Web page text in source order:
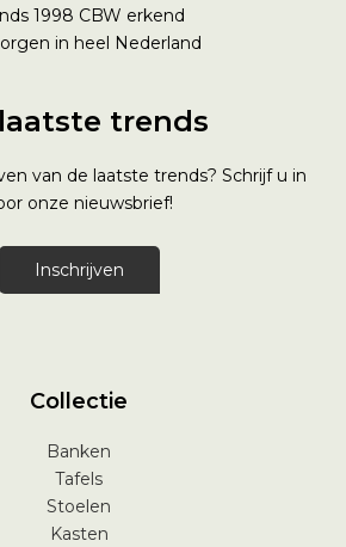
1998 CBW erkend
in heel Nederland
trends
van de laatste trends? Schrijf u in
onze nieuwsbrief!
Inschrijven
Collectie
Banken
Tafels
Stoelen
Kasten